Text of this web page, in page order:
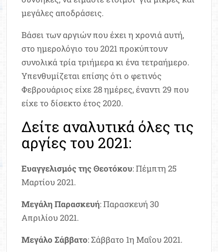
μεγάλες αποδράσεις.
Βάσει των αργιών που έχει η χρονιά αυτή,
στο ημερολόγιο του 2021 προκύπτουν
συνολικά τρία τριήμερα κι ένα τετραήμερο.
Υπενθυμίζεται επίσης ότι ο φετινός
Φεβρουάριος είχε 28 ημέρες, έναντι 29 που
είχε το δίσεκτο έτος 2020.
Δείτε αναλυτικά όλες τις
αργίες του 2021:
Ευαγγελισμός της Θεοτόκου: Πέμπτη 25
Μαρτίου 2021.
Μεγάλη Παρασκευή: Παρασκευή 30
Απριλίου 2021.
Μεγάλο Σάββατο: Σάββατο 1η Μαΐου 2021.